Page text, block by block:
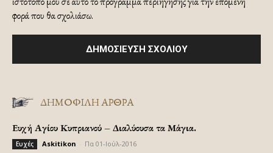
φορά που θα σχολιάσω.
ΔΗΜΟΦΙΛΗ ΑΡΘΡΑ
Ευχή Αγίου Κυπριανού – Διαλύουσα τα Μάγια.
Ευχές Askitikon Πα 01-Ιούλ-2016